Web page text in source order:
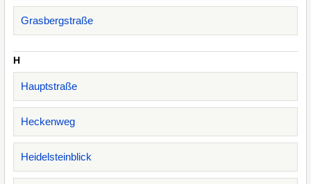
Grasbergstraße
H
Hauptstraße
Heckenweg
Heidelsteinblick